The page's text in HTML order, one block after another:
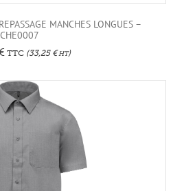
MANCHES LONGUES –
CHE0007
TTC(33,25 €HT)